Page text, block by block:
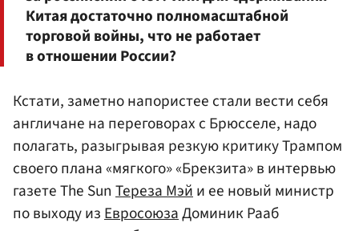
Китая достаточно полномасштабной
торговой войны, что не работает
в отношении России?
Кстати, заметно напористее стали вести себя
англичане на переговорах с Брюсселе, надо
полагать, разыгрывая резкую критику Трампом
своего плана «мягкого» «Брекзита» в интервью
газете The Sun Тереза Мэйи ее новый министр
по выходу изЕвросоюзаДоминик Рааб